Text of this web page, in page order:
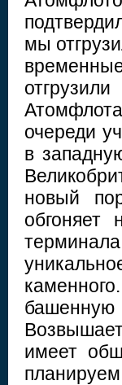
мы
очереди
в
новый
обгоняет
башенную
имеет
планируем